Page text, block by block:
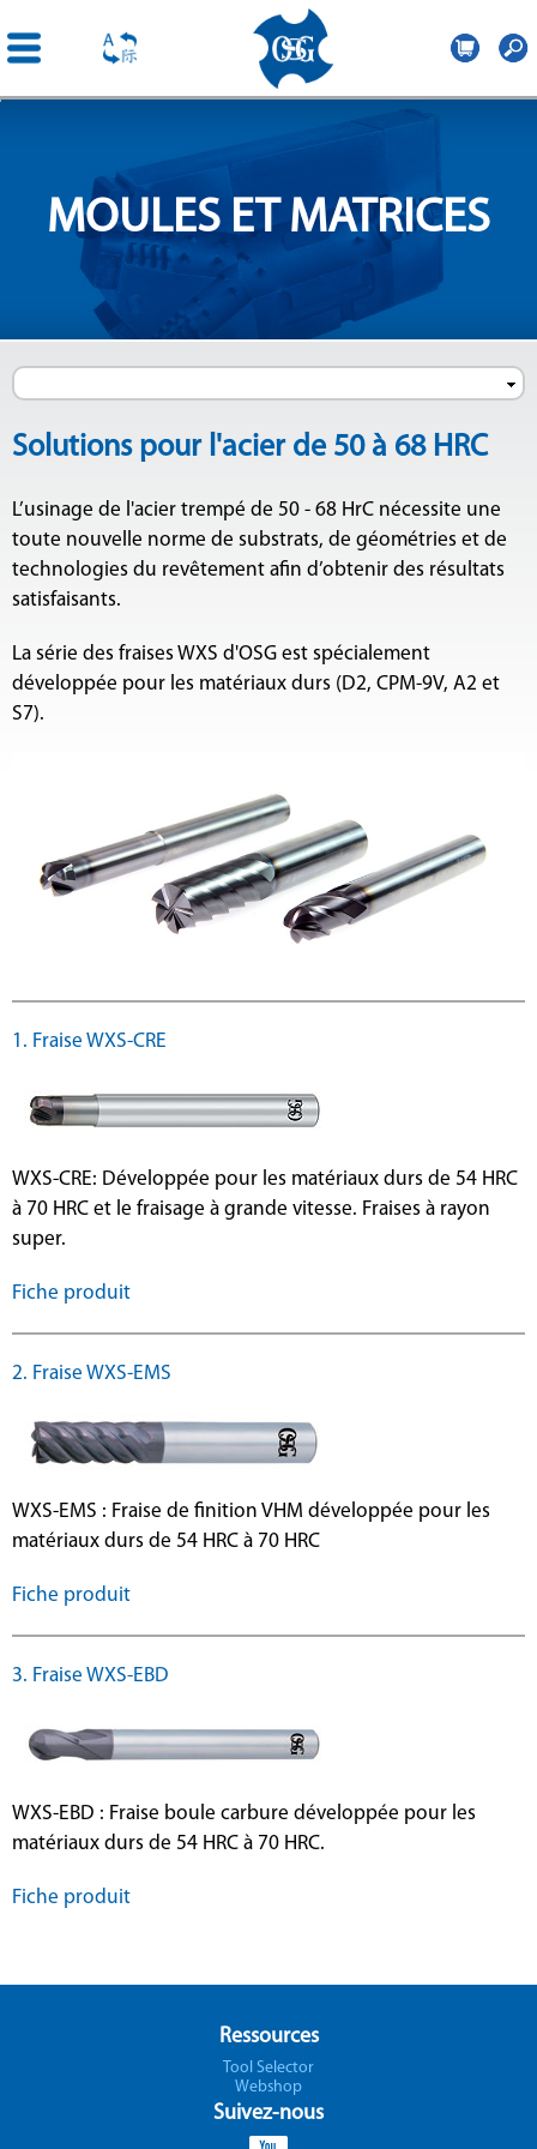
principal
Belgium
MOULES ET MATRICES
Solutions pour l'acier de 50 à 68 HRC
L’usinage de l'acier trempé de 50 - 68 HrC nécessite une
toute nouvelle norme de substrats, de géométries et de
technologies du revêtement afin d’obtenir des résultats
satisfaisants.
La série des fraises WXS d'OSG est spécialement
développée pour les matériaux durs (D2, CPM-9V, A2 et
S7).
1. Fraise WXS-CRE
WXS-CRE: Développée pour les matériaux durs de 54 HRC
à 70 HRC et le fraisage à grande vitesse. Fraises à rayon
super.
Fiche produit
2. Fraise WXS-EMS
WXS-EMS : Fraise de finition VHM développée pour les
matériaux durs de 54 HRC à 70 HRC
Fiche produit
3. Fraise WXS-EBD
WXS-EBD : Fraise boule carbure développée pour les
matériaux durs de 54 HRC à 70 HRC.
Fiche produit
Ressources
Tool Selector
Webshop
Suivez-nous